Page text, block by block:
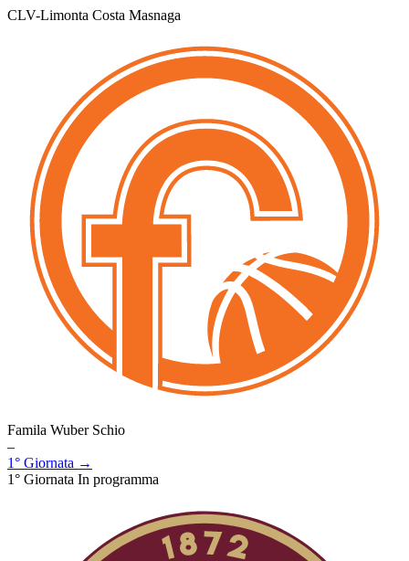
CLV-Limonta Costa Masnaga
Famila Wuber Schio
–
1° Giornata →
1° Giornata In programma